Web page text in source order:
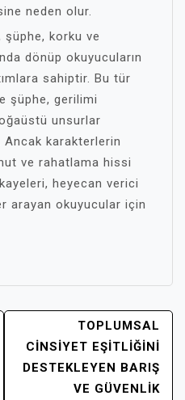
neden olur.
şüphe, korku ve
dönüp okuyucuların
sahiptir. Bu tür
şüphe, gerilimi
unsurlar
Ancak karakterlerin
ve rahatlama hissi
heyecan verici
arayan okuyucular için
TOPLUMSAL
CINSIYET EŞITLIĞINI
DESTEKLEYEN BARIŞ
VE GÜVENLIK